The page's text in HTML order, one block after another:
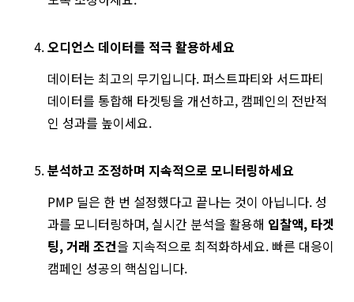
오디언스 데이터를 적극 활용하세요
데이터는 최고의 무기입니다. 퍼스트파티와 서드파티
데이터를 통합해 타겟팅을 개선하고, 캠페인의 전반적
인 성과를 높이세요.
분석하고 조정하며 지속적으로 모니터링하세요
PMP 딜은 한 번 설정했다고 끝나는 것이 아닙니다. 성
과를 모니터링하며, 실시간 분석을 활용해 입찰액, 타겟
팅, 거래 조건을 지속적으로 최적화하세요. 빠른 대응이
캠페인 성공의 핵심입니다.